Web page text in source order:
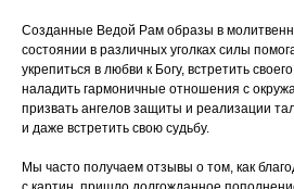
Созданные Ведой Рам образы в
состоянии в различных уголках силы
укрепиться в любви к Богу, встретить
наладить гармоничные отношения с
призвать ангелов защиты и реализации
и даже встретить свою судьбу.
Мы часто получаем отзывы о том, как